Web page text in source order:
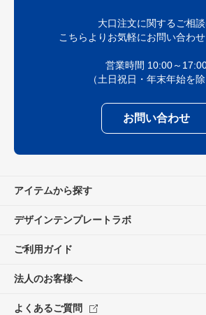
大口注文に関するご相
こちらよりお気軽にお問い合わせ
営業時間 10:00～
（土日祝日・年末年始を除
お問い合わせ
アイテムから探す
デザインテンプレートラボ
ご利用ガイド
法人のお客様へ
よくあるご質問